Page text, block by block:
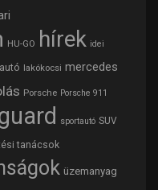
HU-GO hírek idei
lakókocsi mercedes
Porsche Porsche 911
sportautó SUV
tanácsok
üzemanyag